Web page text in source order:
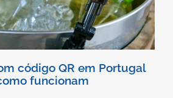
código QR em Portugal
funcionam